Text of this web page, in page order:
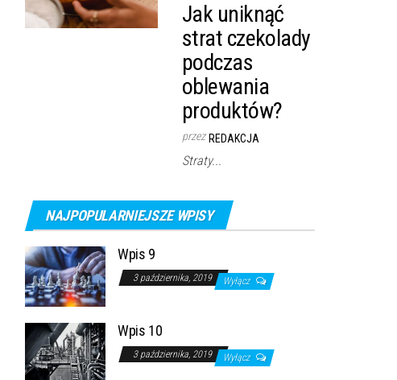
Jak uniknąć
strat czekolady
podczas
oblewania
produktów?
przez REDAKCJA
Straty...
NAJPOPULARNIEJSZE WPISY
Wpis 9
3 października, 2019 Wyłącz
Wpis 10
3 października, 2019 Wyłącz